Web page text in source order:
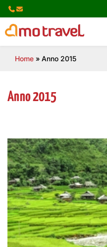
Skip
content
Home » Anno 2015
Anno 2015